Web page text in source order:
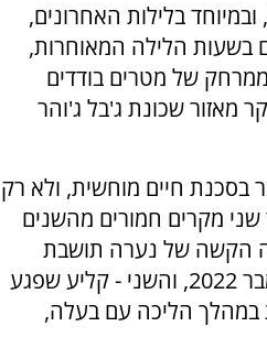
בלילות האחרונים,
בשעות הלילה המאוחרות,
של מטרים בודדים
מאזור שכונת ג'בל ג'והר
בסכנת חיים מוחשית, ולא רק
מקרים חמורים מהשנים
הקשה של נערה תושבת
הרשות בקליע תועה בנובמבר 2022, והשני - קליע שפגע
הליכה עם בעלה,